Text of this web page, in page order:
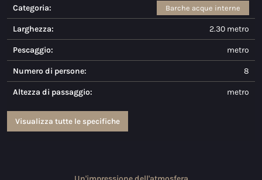
Maxima 730
Maxima 730I
Maxima 820 retro
Maxima 920 cabin
Maxima 650 Flying Lounge
Categoria: Barche acque interne
Larghezza: 2.30 metro
Pescaggio: metro
Numero di persone: 8
Altezza di passaggio: metro
Visualizza tutte le specifiche